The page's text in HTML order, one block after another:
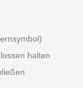
halten